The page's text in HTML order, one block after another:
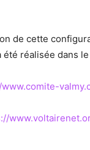
de cette
été réalisée dans